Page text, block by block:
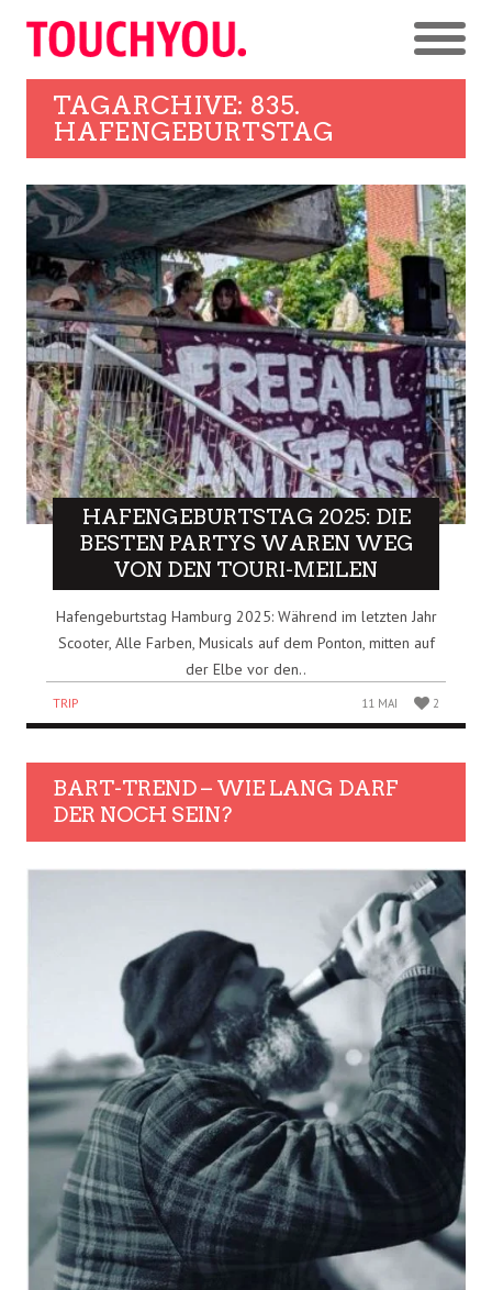
TAGARCHIVE: 835.
HAFENGEBURTSTAG
HAFENGEBURTSTAG 2025: DIE
BESTEN PARTYS WAREN WEG
VON DEN TOURI-MEILEN
Hafengeburtstag Hamburg 2025: Während im letzten Jahr
Scooter, Alle Farben, Musicals auf dem Ponton, mitten auf
der Elbe vor den..
TRIP 11 MAI 2
BART-TREND – WIE LANG DARF
DER NOCH SEIN?